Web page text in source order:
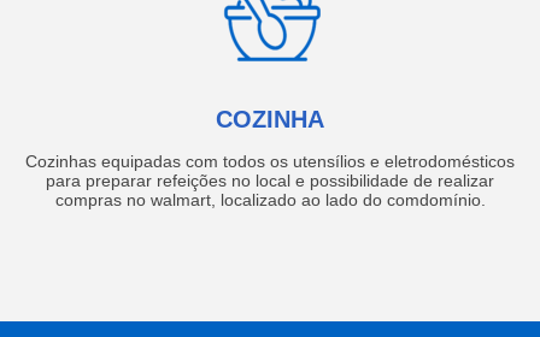
COZINHA
Cozinhas equipadas com todos os utensílios e eletrodomésticos
para preparar refeições no local e possibilidade de realizar
compras no walmart, localizado ao lado do comdomínio.